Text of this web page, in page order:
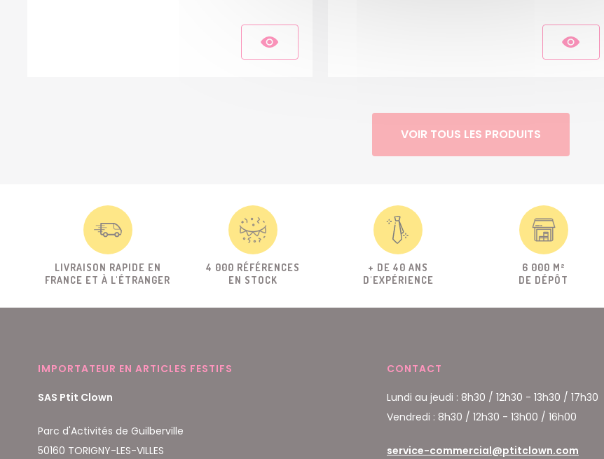
VOIR TOUS LES PRODUITS
LIVRAISON RAPIDE EN
FRANCE ET À L'ÉTRANGER
4 000 RÉFÉRENCES
EN STOCK
+ DE 40 ANS
D'EXPÉRIENCE
6 000 M²
DE DÉPÔT
IMPORTATEUR EN ARTICLES FESTIFS
SAS Ptit Clown
Parc d'Activités de Guilberville
50160 TORIGNY-LES-VILLES
CONTACT
Lundi au jeudi : 8h30 / 12h30 - 13h30 / 17h30
Vendredi : 8h30 / 12h30 - 13h00 / 16h00
service-commercial@ptitclown.com